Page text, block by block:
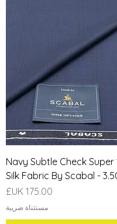
Navy Subtle Check Super
Silk Fabric By Scabal -
السعر
مستثناة ضريبة